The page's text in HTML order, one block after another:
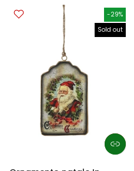
-29%
Sold out